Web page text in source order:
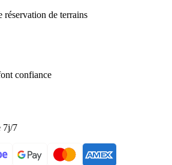
réservation de terrains
confiance
7j/7